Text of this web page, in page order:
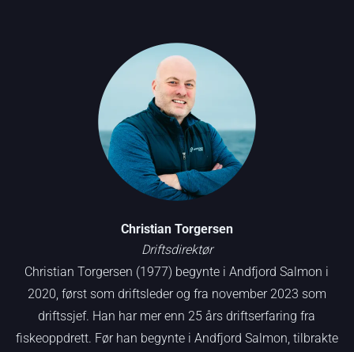
Christian Torgersen
Driftsdirektør
Christian Torgersen (1977) begynte i Andfjord Salmon i
2020, først som driftsleder og fra november 2023 som
driftssjef. Han har mer enn 25 års driftserfaring fra
fiskeoppdrett. Før han begynte i Andfjord Salmon, tilbrakte